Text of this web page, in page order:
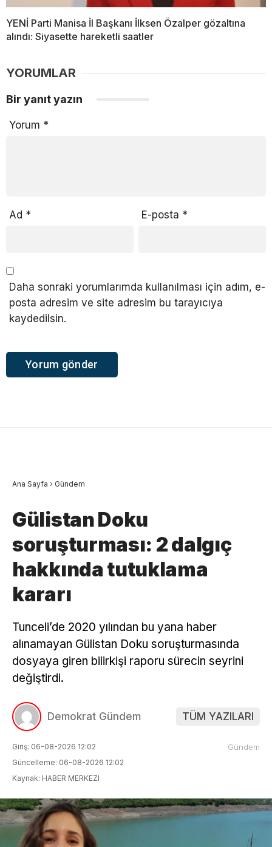
YENİ Parti Manisa İl Başkanı İlksen Özalper gözaltına
alındı: Siyasette hareketli saatler
YORUMLAR
Bir yanıt yazın
Yorum *
Ad * E-posta *
Daha sonraki yorumlarımda kullanılması için adım, e-
posta adresim ve site adresim bu tarayıcıya
kaydedilsin.
Ana Sayfa › Gündem
Gülistan Doku
soruşturması: 2 dalgıç
hakkında tutuklama
kararı
Tunceli’de 2020 yılından bu yana haber
alınamayan Gülistan Doku soruşturmasında
dosyaya giren bilirkişi raporu sürecin seyrini
değiştirdi.
Demokrat Gündem TÜM YAZILARI
Giriş: 06-08-2026 12:02
Güncelleme: 06-08-2026 12:02
Kaynak: HABER MERKEZI
Gündem